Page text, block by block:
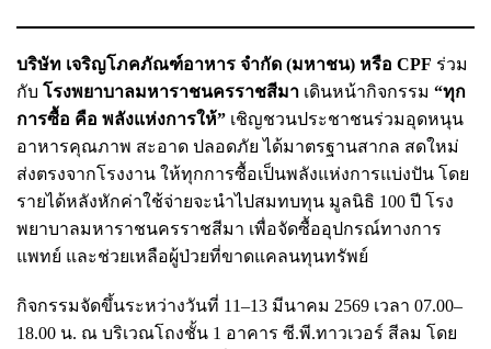
บริษัท เจริญโภคภัณฑ์อาหาร จำกัด (มหาชน) หรือ CPF ร่วม
กับ โรงพยาบาลมหาราชนครราชสีมา เดินหน้ากิจกรรม “ทุก
การซื้อ คือ พลังแห่งการให้” เชิญชวนประชาชนร่วมอุดหนุน
อาหารคุณภาพ สะอาด ปลอดภัย ได้มาตรฐานสากล สดใหม่
ส่งตรงจากโรงงาน ให้ทุกการซื้อเป็นพลังแห่งการแบ่งปัน โดย
รายได้หลังหักค่าใช้จ่ายจะนำไปสมทบทุน มูลนิธิ 100 ปี โรง
พยาบาลมหาราชนครราชสีมา เพื่อจัดซื้ออุปกรณ์ทางการ
แพทย์ และช่วยเหลือผู้ป่วยที่ขาดแคลนทุนทรัพย์
กิจกรรมจัดขึ้นระหว่างวันที่ 11–13 มีนาคม 2569 เวลา 07.00–
18.00 น. ณ บริเวณโถงชั้น 1 อาคาร ซี.พี.ทาวเวอร์ สีลม โดย